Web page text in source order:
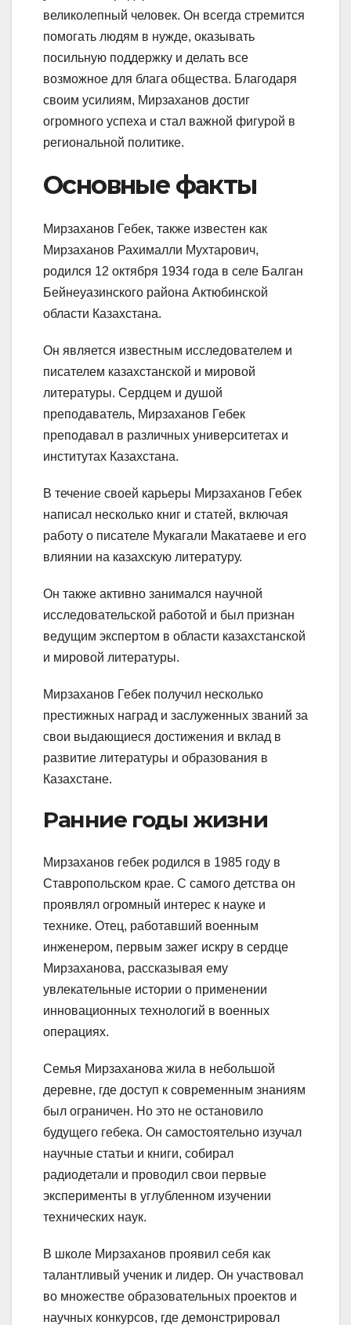
великолепный человек. Он всегда стремится
помогать людям в нужде, оказывать
посильную поддержку и делать все
возможное для блага общества. Благодаря
своим усилиям, Мирзаханов достиг
огромного успеха и стал важной фигурой в
региональной политике.
Основные факты
Мирзаханов Гебек, также известен как
Мирзаханов Рахималли Мухтарович,
родился 12 октября 1934 года в селе Балган
Бейнеуазинского района Актюбинской
области Казахстана.
Он является известным исследователем и
писателем казахстанской и мировой
литературы. Сердцем и душой
преподаватель, Мирзаханов Гебек
преподавал в различных университетах и
институтах Казахстана.
В течение своей карьеры Мирзаханов Гебек
написал несколько книг и статей, включая
работу о писателе Мукагали Макатаеве и его
влиянии на казахскую литературу.
Он также активно занимался научной
исследовательской работой и был признан
ведущим экспертом в области казахстанской
и мировой литературы.
Мирзаханов Гебек получил несколько
престижных наград и заслуженных званий за
свои выдающиеся достижения и вклад в
развитие литературы и образования в
Казахстане.
Ранние годы жизни
Мирзаханов гебек родился в 1985 году в
Ставропольском крае. С самого детства он
проявлял огромный интерес к науке и
технике. Отец, работавший военным
инженером, первым зажег искру в сердце
Мирзаханова, рассказывая ему
увлекательные истории о применении
инновационных технологий в военных
операциях.
Семья Мирзаханова жила в небольшой
деревне, где доступ к современным знаниям
был ограничен. Но это не остановило
будущего гебека. Он самостоятельно изучал
научные статьи и книги, собирал
радиодетали и проводил свои первые
эксперименты в углубленном изучении
технических наук.
В школе Мирзаханов проявил себя как
талантливый ученик и лидер. Он участвовал
во множестве образовательных проектов и
научных конкурсов, где демонстрировал